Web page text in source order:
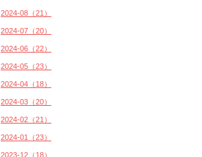
2024-08（21）
2024-07（20）
2024-06（22）
2024-05（23）
2024-04（18）
2024-03（20）
2024-02（21）
2024-01（23）
2023-12（18）